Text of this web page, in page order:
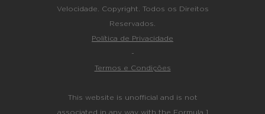
Velocidade. Copyright. Todos os Direitos
Reservados.
Política de Privacidade
-
Termos e Condições
This website is unofficial and is not
associated in any way with the Formula 1